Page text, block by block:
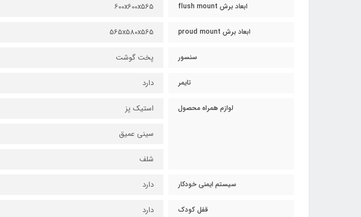
ابعاد برش flush mount 600x600x565
ابعاد برش proud mount 565x580x565
سنسور پخت گوشت
تایمر دارد
لوازم همراه محصول استیک پز
سيني عميق
شلف
سیستم ایمنی خودکار دارد
قفل كودك دارد